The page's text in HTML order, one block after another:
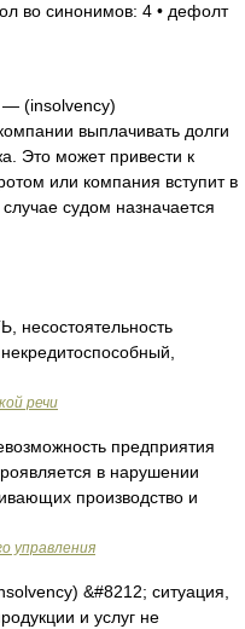
во синонимов: 4 • дефолт
— (insolvency)
выплачивать долги
Это может привести к
или компания вступит в
судом назначается
речи
предприятия
в нарушении
производство и
управления
&#8212; ситуация,
и услуг не